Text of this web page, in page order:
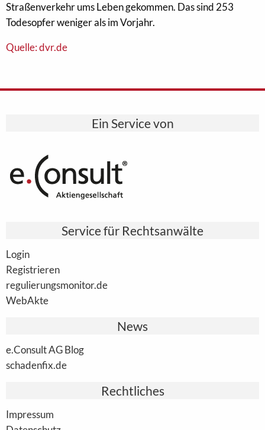
Straßenverkehr ums Leben gekommen. Das sind 253
Todesopfer weniger als im Vorjahr.
Quelle: dvr.de
Ein Service von
Service für Rechtsanwälte
Login
Registrieren
regulierungsmonitor.de
WebAkte
News
e.Consult AG Blog
schadenfix.de
Rechtliches
Impressum